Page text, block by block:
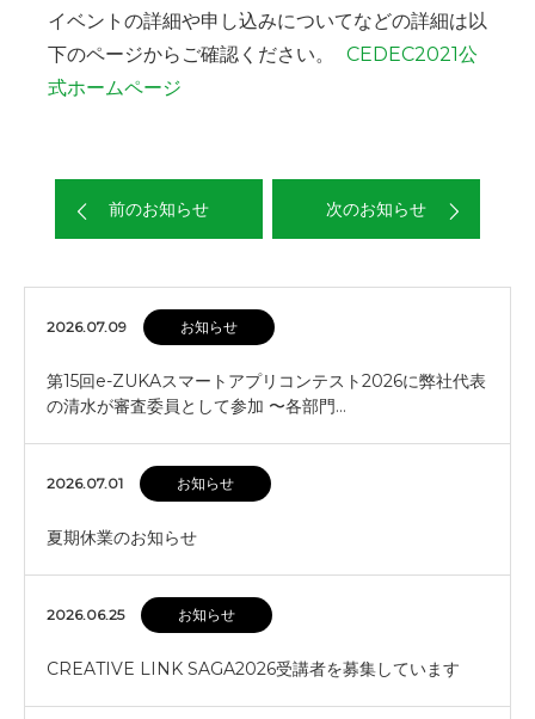
イベントの詳細や申し込みについてなどの詳細は以
下のページからご確認ください。 CEDEC2021公
式ホームページ
前のお知らせ 次のお知らせ
2026.07.09 お知らせ
第15回e-ZUKAスマートアプリコンテスト2026に弊社代表
の清水が審査委員として参加 〜各部門…
2026.07.01 お知らせ
夏期休業のお知らせ
2026.06.25 お知らせ
CREATIVE LINK SAGA2026受講者を募集しています